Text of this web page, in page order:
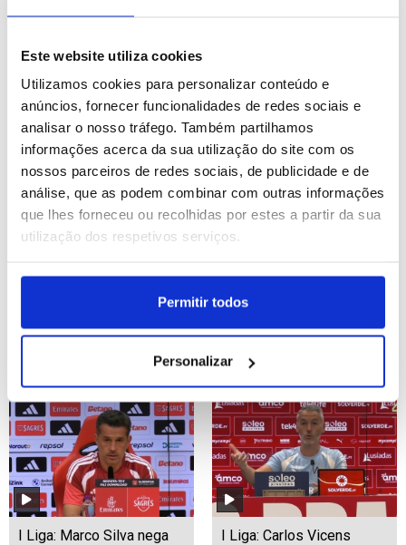
Este website utiliza cookies
Utilizamos cookies para personalizar conteúdo e
anúncios, fornecer funcionalidades de redes sociais e
analisar o nosso tráfego. Também partilhamos
informações acerca da sua utilização do site com os
nossos parceiros de redes sociais, de publicidade e de
análise, que as podem combinar com outras informações
que lhes forneceu ou recolhidas por estes a partir da sua
utilização dos respetivos serviços.
Permitir todos
Personalizar
FC Porto "nos próximos
ID: 47582025 Date: 08/08/2026 16:41
resolve problemas
Date: 08/08/2026 16:40
após perder titularidade
no Benfica (editado)
ID: 47582019
I Liga: Marco Silva nega
I Liga: Carlos Vicens